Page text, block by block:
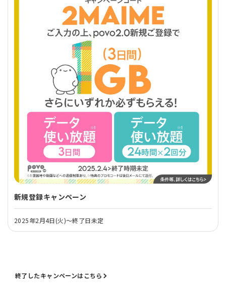
新規登録キャンペーン
2025年2月4日(火)～終了日未定
終了したキャンペーンはこちら